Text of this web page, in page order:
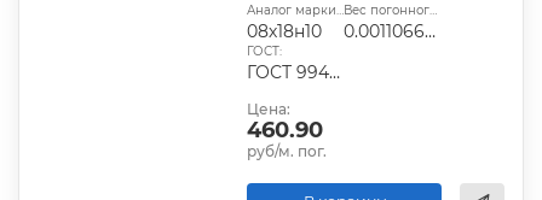
Аналог марки стали:
08х18н10
Вес погонного метра, т.:
0.0011066925
ГОСТ:
ГОСТ 9940-81
Цена:
460.90
руб/м. пог.